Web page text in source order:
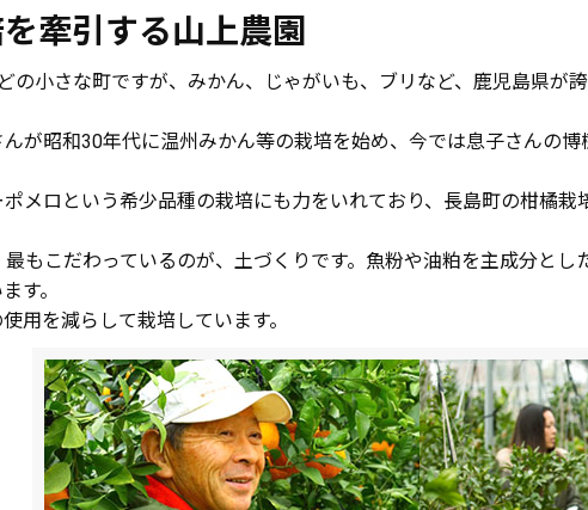
牽引する山上農園
の小さな町ですが、みかん、じゃがいも、ブリなど、鹿児島県が
が昭和30年代に温州みかん等の栽培を始め、今では息子さんの
メロという希少品種の栽培にも力をいれており、長島町の柑橘栽
もこだわっているのが、土づくりです。魚粉や油粕を主成分とし
す。
用を減らして栽培しています。